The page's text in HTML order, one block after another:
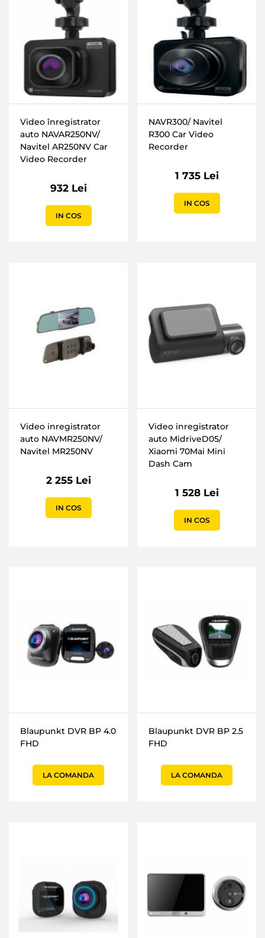
Video înregistrator
auto NAVAR250NV/
Navitel AR250NV Car
Video Recorder
932 Lei
IN COS
NAVR300/ Navitel
R300 Car Video
Recorder
1 735 Lei
IN COS
Video inregistrator
auto NAVMR250NV/
Navitel MR250NV
2 255 Lei
IN COS
Video inregistrator
auto MidriveD05/
Xiaomi 70Mai Mini
Dash Cam
1 528 Lei
IN COS
Blaupunkt DVR BP 4.0
FHD
LA COMANDA
Blaupunkt DVR BP 2.5
FHD
LA COMANDA